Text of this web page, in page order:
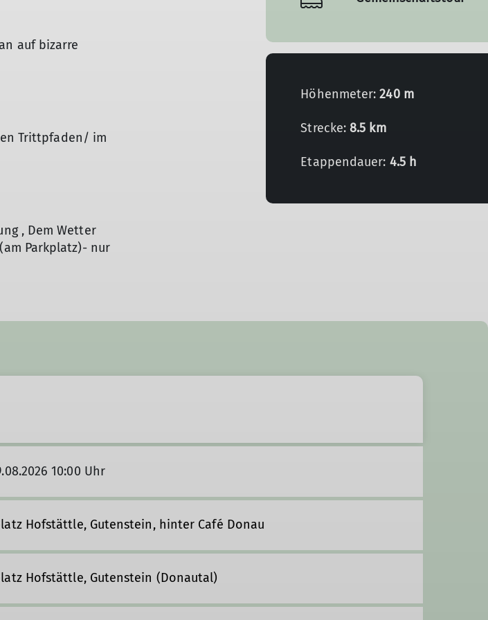
auf bizarre
Trittpfaden/ im
, Dem Wetter
Parkplatz)- nur
Höhenmeter:240 m
Strecke:8.5 km
Etappendauer: 4.5 h
10:00 Uhr
Hofstättle, Gutenstein, hinter Café Donau
Hofstättle, Gutenstein (Donautal)